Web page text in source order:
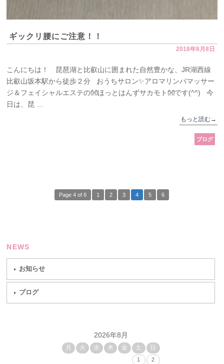
ギックリ腰にご注意！！
2018年8月8日
こんにちは！ 琵琶湖と比叡山に囲まれた自然豊かな、JR湖西線
比叡山坂本駅から徒歩２分 おうちサロン✨アロマリンパマッサー
ジ＆フェイシャルエステの👐ほっとはんずサカモト👐です(^^) 今
日は、琵 …
もっと読む→
ブログ
Page 4 of 6 1 2 3 4 5 6
NEWS
お知らせ
ブログ
2026年8月
月 火 水 木 金 土 日
1 2